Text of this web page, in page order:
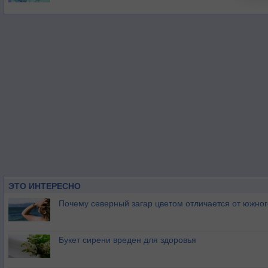
ЭТО ИНТЕРЕСНО
Почему северный загар цветом отличается от
Букет сирени вреден для здоровья